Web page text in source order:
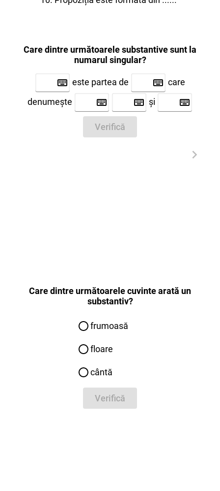
Care dintre următoarele substantive sunt la
numarul singular?
este partea de
care
denumește
și
Verifică
Care dintre următoarele cuvinte arată un
substantiv?
frumoasă
floare
cântă
Verifică